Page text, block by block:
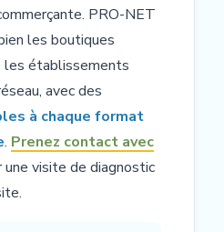
PRO-NET
les boutiques
les établissements
avec des
à chaque format
. Prenez contact avec
une visite de diagnostic